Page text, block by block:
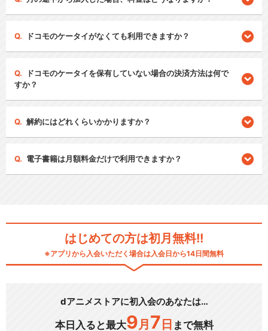
ドコモのケータイがなくても利用できますか？
ドコモのケータイを保有していない場合の決済方法は何で
すか？
解約にはどれくらいかかりますか？
電子書籍は月額料金だけで利用できますか？
はじめての方は初月無料!!
※アプリから入会いただく場合は入会日から14日間無料
dアニメストアに初入会のあなたは…
本日入ると最大9 月 7 日 まで無料